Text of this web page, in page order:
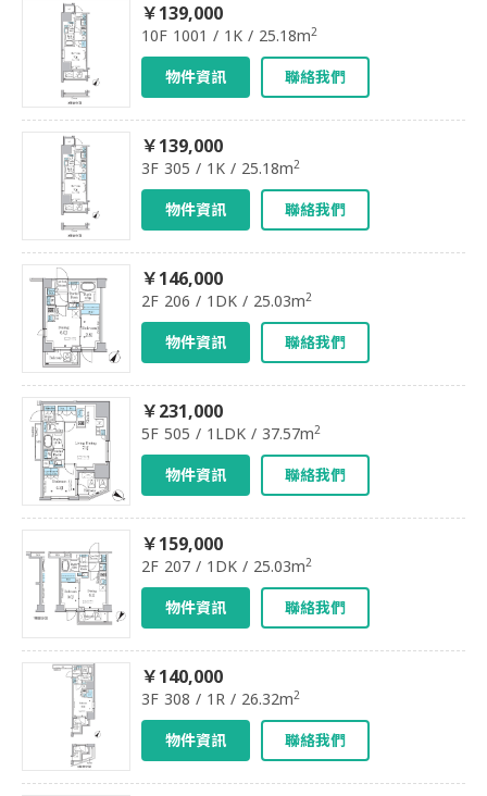
￥139,000
10F 1001 / 1K / 25.18m2
物件資訊 聯絡我們
￥139,000
3F 305 / 1K / 25.18m2
物件資訊 聯絡我們
￥146,000
2F 206 / 1DK / 25.03m2
物件資訊 聯絡我們
￥231,000
5F 505 / 1LDK / 37.57m2
物件資訊 聯絡我們
￥159,000
2F 207 / 1DK / 25.03m2
物件資訊 聯絡我們
￥140,000
3F 308 / 1R / 26.32m2
物件資訊 聯絡我們